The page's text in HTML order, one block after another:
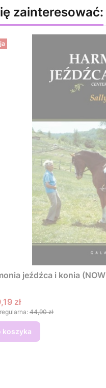
zainteresować:
jeźdźca i konia
promocyjna
zł
44,90 zł
koszyka